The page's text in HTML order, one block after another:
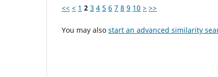
<< < 1 2 3 4 5 6 7 8 9 10 > >>
You may also start an advanced similarity